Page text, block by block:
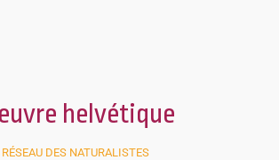
helvétique
RÉSEAU DES NATURALISTES